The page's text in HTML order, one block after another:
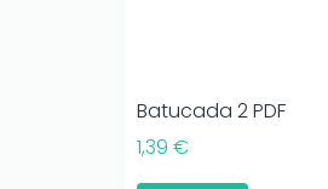
Batucada 2 PDF
1,39 €